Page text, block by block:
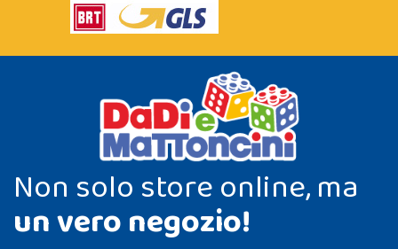
Non solo store online, ma
un vero negozio!